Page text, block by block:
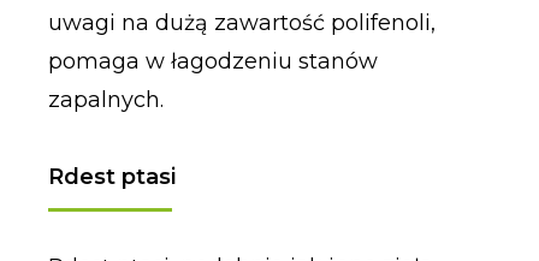
uwagi na dużą zawartość polifenoli,
pomaga w łagodzeniu stanów
zapalnych.
Rdest ptasi